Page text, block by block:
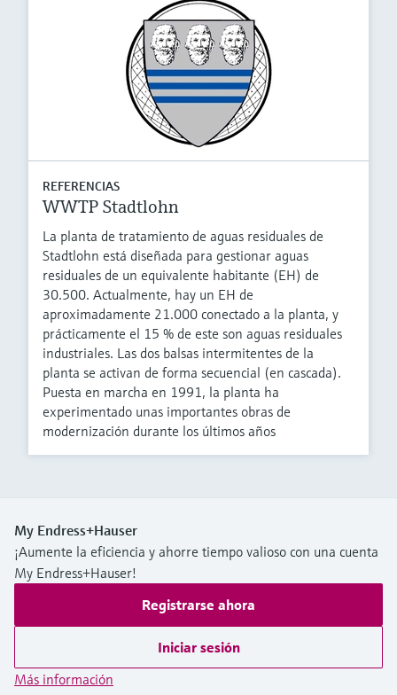
REFERENCIAS
WWTP Stadtlohn
La planta de tratamiento de aguas residuales de
Stadtlohn está diseñada para gestionar aguas
residuales de un equivalente habitante (EH) de
30.500. Actualmente, hay un EH de
aproximadamente 21.000 conectado a la planta, y
prácticamente el 15 % de este son aguas residuales
industriales. Las dos balsas intermitentes de la
planta se activan de forma secuencial (en cascada).
Puesta en marcha en 1991, la planta ha
experimentado unas importantes obras de
modernización durante los últimos años
My Endress+Hauser
¡Aumente la eficiencia y ahorre tiempo valioso con una cuenta
My Endress+Hauser!
Registrarse ahora
Iniciar sesión
Más información